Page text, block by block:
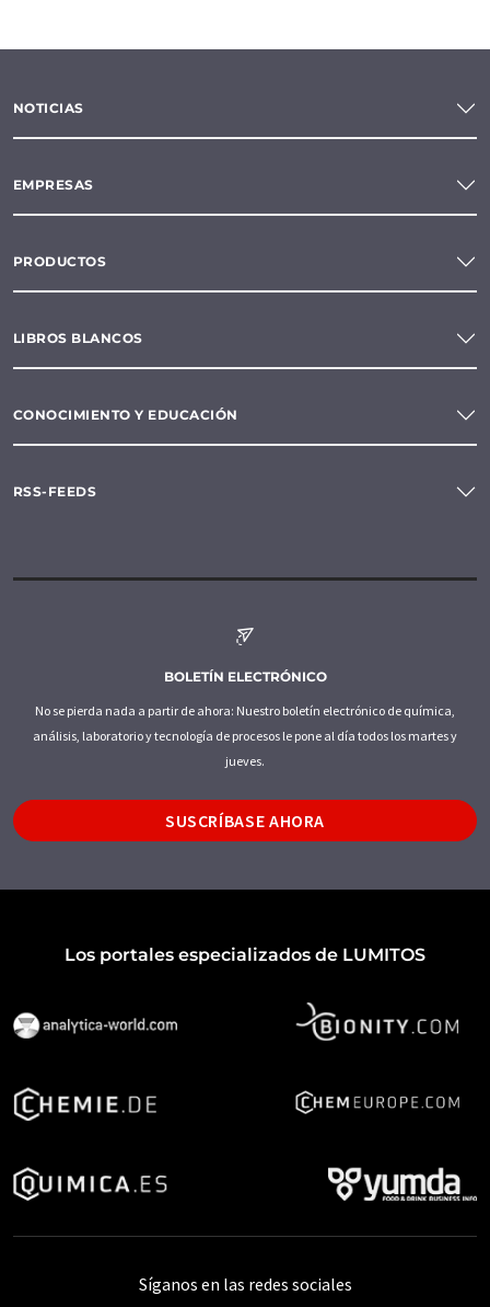
NOTICIAS
EMPRESAS
PRODUCTOS
LIBROS BLANCOS
CONOCIMIENTO Y EDUCACIÓN
RSS-FEEDS
BOLETÍN ELECTRÓNICO
No se pierda nada a partir de ahora: Nuestro boletín electrónico de química,
análisis, laboratorio y tecnología de procesos le pone al día todos los martes y
jueves.
SUSCRÍBASE AHORA
Los portales especializados de LUMITOS
Síganos en las redes sociales